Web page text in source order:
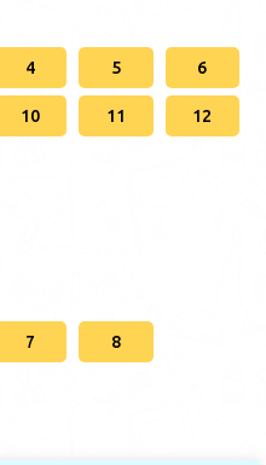
4 5 6
10 11 12
7 8